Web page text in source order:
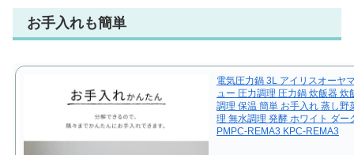
お手入れも簡単
電気圧力鍋 3L アイリスオーヤ
ュー 圧力調理 圧力鍋 炊飯器 炊
調理 保温 簡単 お手入れ 蒸し野
理 無水調理 発酵 ホワイト ダー
PMPC-REMA3 KPC-REMA3